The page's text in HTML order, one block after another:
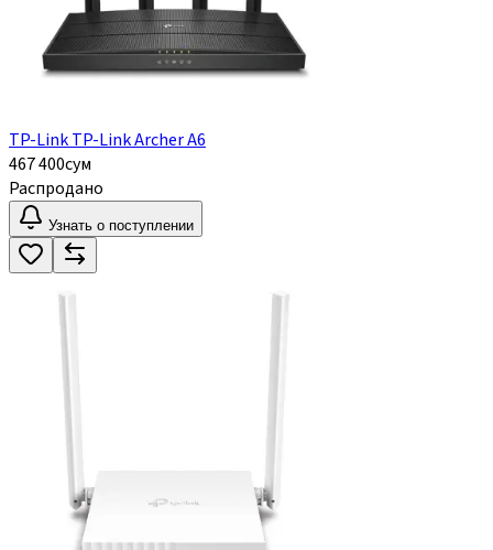
TP-Link TP-Link Archer A6
467 400сум
Распродано
Узнать о поступлении